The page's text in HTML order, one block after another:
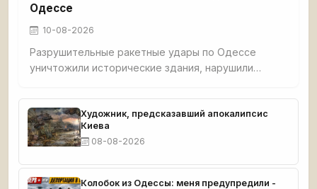
Одессе
10-08-2026
Разрушительные ракетные удары по Одессе
уничтожили исторические здания, нарушили
мост. Западные разведки недооценили запасы
российских ракет. Европа готовит мобилизацию и
ограничения для беженцев, цены растут.
Украинцам советуют срочно оформлять
Художник, предсказавший апокалипсис
Киева
08-08-2026
Колобок из Одессы: меня предупредили -